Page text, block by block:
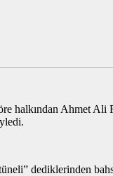
halkından Ahmet Ali
dediklerinden